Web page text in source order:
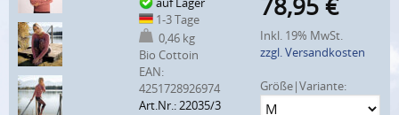
1-3 Tage
0,46 kg
Bio Cottoin
EAN:
4251728926974
Art.Nr.: 22035/3
78,95 €
Inkl. 19% MwSt.
zzgl. Versandkosten
Größe|Variante: